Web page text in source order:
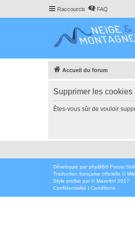
Raccourcis FAQ
Accueil du forum
Supprimer les cookies
Êtes-vous sûr de vouloir
Développé par phpBB® Forum
Traduction française officielle ©
Style proflat par ©Mazeltof 2017
Confidentialité | Conditions